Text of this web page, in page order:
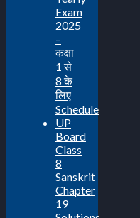
Exam
2025
–
कक्षा
1 से
8 के
लिए
Schedule
UP
Board
Class
8
Sanskrit
Chapter
19